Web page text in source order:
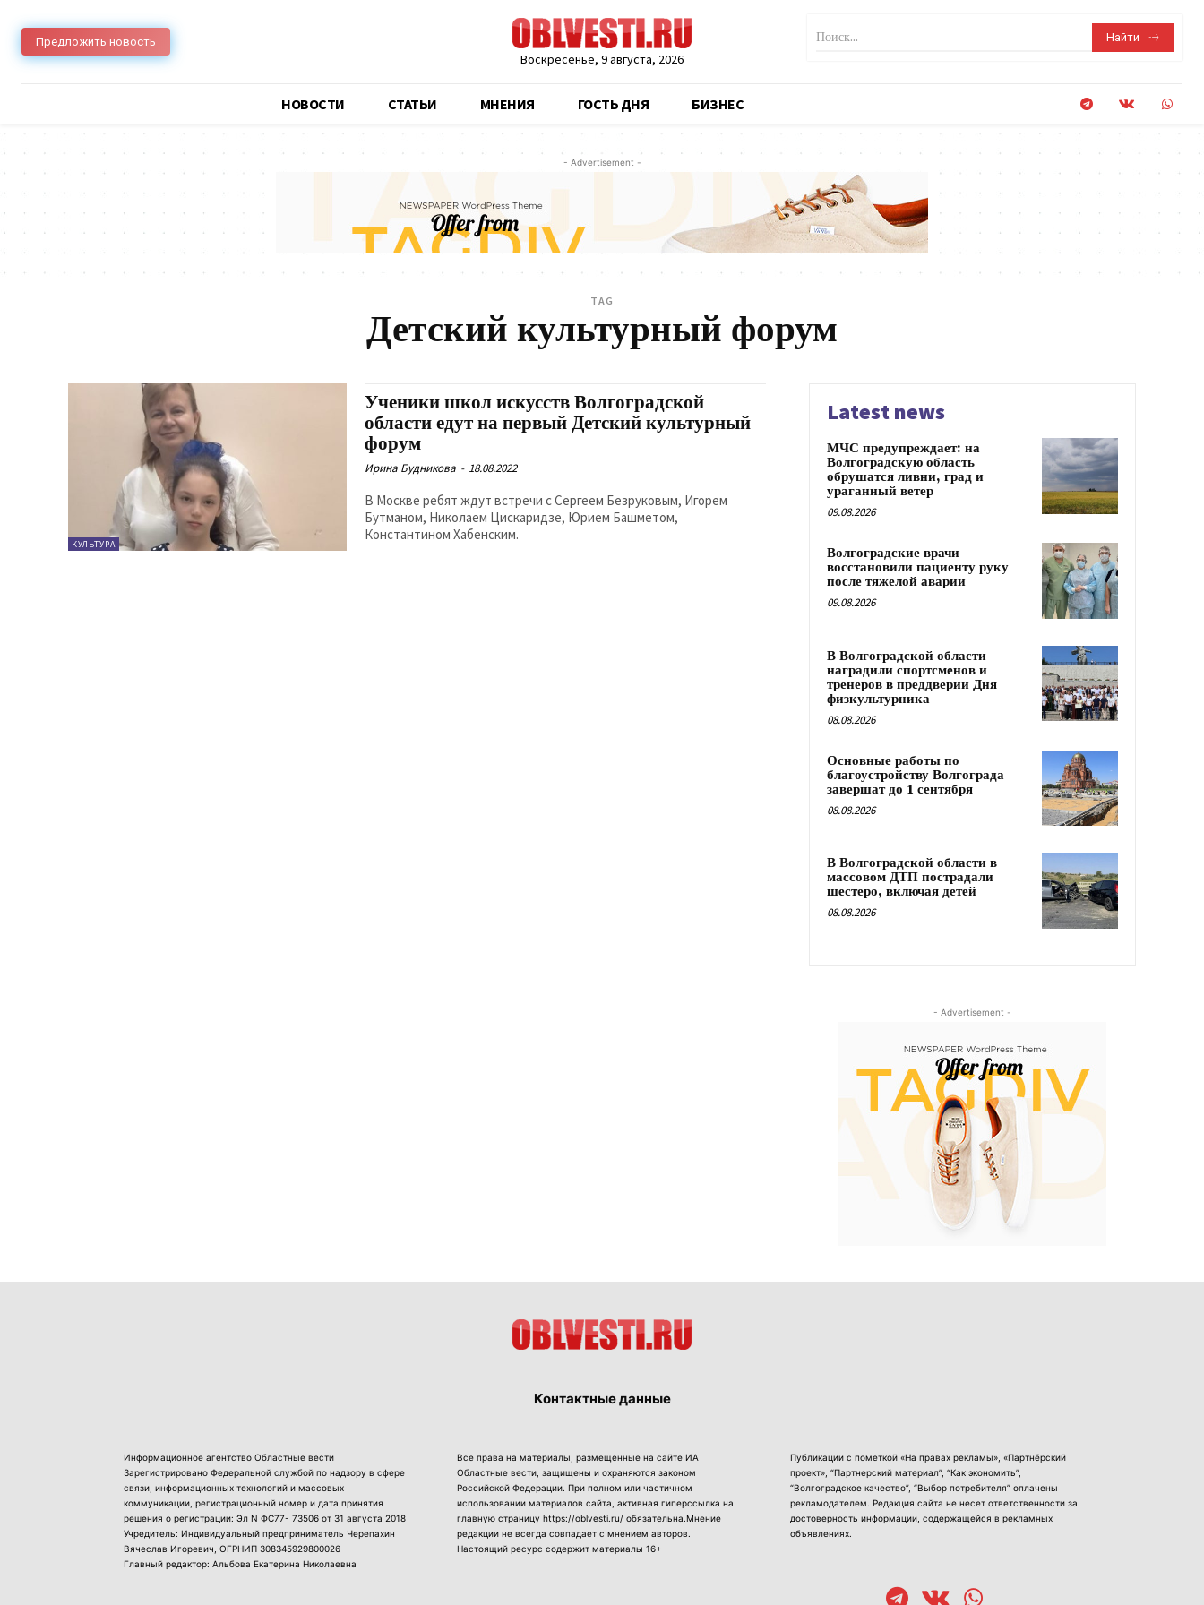
Предложить новость
Воскресенье, 9 августа, 2026
Поиск... Найти
НОВОСТИ CТАТЬИ МНЕНИЯ ГОСТЬ ДНЯ БИЗНЕС
- Advertisement -
TAG
Детский культурный форум
КУЛЬТУРА
Ученики школ искусств Волгоградской
области едут на первый Детский культурный
форум
Ирина Будникова - 18.08.2022
В Москве ребят ждут встречи с Сергеем Безруковым, Игорем
Бутманом, Николаем Цискаридзе, Юрием Башметом,
Константином Хабенским.
Latest news
МЧС предупреждает: на
Волгоградскую область
обрушатся ливни, град и
ураганный ветер
09.08.2026
Волгоградские врачи
восстановили пациенту руку
после тяжелой аварии
09.08.2026
В Волгоградской области
наградили спортсменов и
тренеров в преддверии Дня
физкультурника
08.08.2026
Основные работы по
благоустройству Волгограда
завершат до 1 сентября
08.08.2026
В Волгоградской области в
массовом ДТП пострадали
шестеро, включая детей
08.08.2026
- Advertisement -
Контактные данные
Информационное агентство Областные вести
Зарегистрировано Федеральной службой по надзору в сфере
связи, информационных технологий и массовых
коммуникации, регистрационный номер и дата принятия
решения о регистрации: Эл N ФС77- 73506 от 31 августа 2018
Учредитель: Индивидуальный предприниматель Черепахин
Вячеслав Игоревич, ОГРНИП 308345929800026
Главный редактор: Альбова Екатерина Николаевна
Все права на материалы, размещенные на сайте ИА
Областные вести, защищены и охраняются законом
Российской Федерации. При полном или частичном
использовании материалов сайта, активная гиперссылка на
главную страницу https://oblvesti.ru/ обязательна.Мнение
редакции не всегда совпадает с мнением авторов.
Настоящий ресурс содержит материалы 16+
Публикации с пометкой «На правах рекламы», «Партнёрский
проект», “Партнерский материал”, “Как экономить”,
“Волгоградское качество”, “Выбор потребителя” оплачены
рекламодателем. Редакция сайта не несет ответственности за
достоверность информации, содержащейся в рекламных
объявлениях.